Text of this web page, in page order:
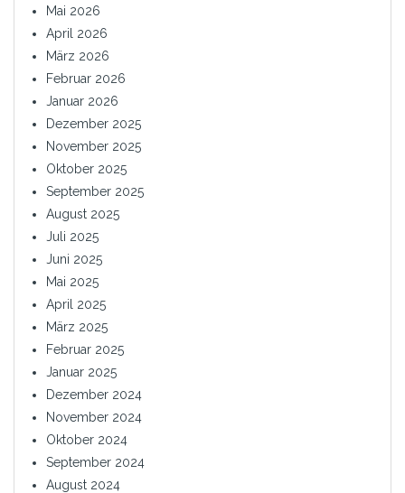
Mai 2026
April 2026
März 2026
Februar 2026
Januar 2026
Dezember 2025
November 2025
Oktober 2025
September 2025
August 2025
Juli 2025
Juni 2025
Mai 2025
April 2025
März 2025
Februar 2025
Januar 2025
Dezember 2024
November 2024
Oktober 2024
September 2024
August 2024